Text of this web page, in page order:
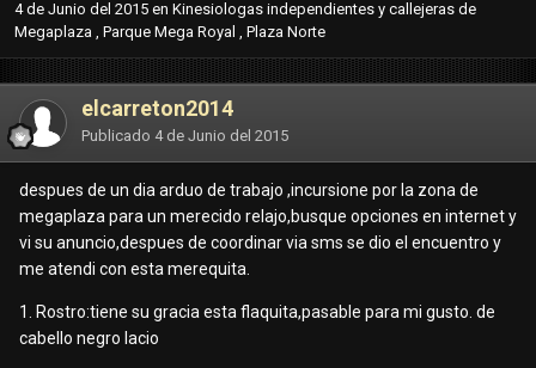
4 de Junio del 2015 en Kinesiologas independientes y callejeras de
Megaplaza , Parque Mega Royal , Plaza Norte
elcarreton2014
Publicado 4 de Junio del 2015
despues de un dia arduo de trabajo ,incursione por la zona de
megaplaza para un merecido relajo,busque opciones en internet y
vi su anuncio,despues de coordinar via sms se dio el encuentro y
me atendi con esta merequita.
1. Rostro:tiene su gracia esta flaquita,pasable para mi gusto. de
cabello negro lacio